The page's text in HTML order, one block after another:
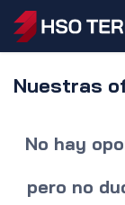
Ir al contenido
Nuestras
No hay
pero no